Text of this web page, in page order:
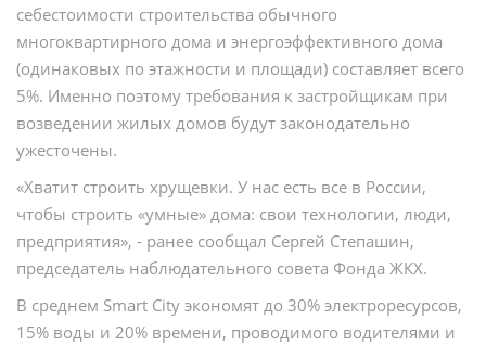
себестоимости строительства обычного
многоквартирного дома и энергоэффективного дома
(одинаковых по этажности и площади) составляет всего
5%. Именно поэтому требования к застройщикам при
возведении жилых домов будут законодательно
ужесточены.
«Хватит строить хрущевки. У нас есть все в России,
чтобы строить «умные» дома: свои технологии, люди,
предприятия», - ранее сообщал Сергей Степашин,
председатель наблюдательного совета Фонда ЖКХ.
В среднем Smart City экономят до 30% электроресурсов,
15% воды и 20% времени, проводимого водителями и